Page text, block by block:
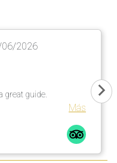
2026
great guide.
Más